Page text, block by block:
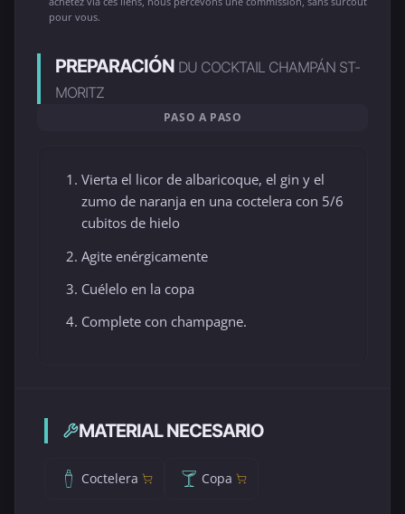
pour vous.
PREPARACIÓN DU COCKTAIL CHAMPÁN ST-
MORITZ
PASO A PASO
Vierta el licor de albaricoque, el gin y el
zumo de naranja en una coctelera con 5/6
cubitos de hielo
Agite enérgicamente
Cuélelo en la copa
Complete con champagne.
MATERIAL NECESARIO
Coctelera Copa